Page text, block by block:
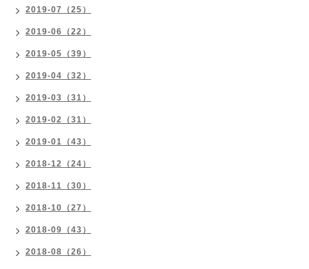
2019-07（25）
2019-06（22）
2019-05（39）
2019-04（32）
2019-03（31）
2019-02（31）
2019-01（43）
2018-12（24）
2018-11（30）
2018-10（27）
2018-09（43）
2018-08（26）